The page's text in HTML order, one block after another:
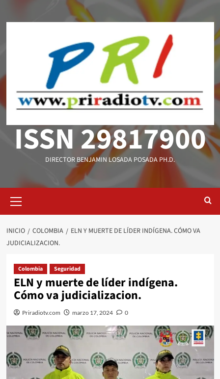
ISSN 29817900
DIRECTOR BENJAMIN LOSADA POSADA PH.D.
primario
INICIO COLOMBIA
ELN Y MUERTE DE LÍDER INDÍGENA. CÓMO VA
JUDICIALIZACION.
Colombia Seguridad
ELN y muerte de líder indígena.
Cómo va judicializacion.
Priradiotv.com marzo 17, 2024 0